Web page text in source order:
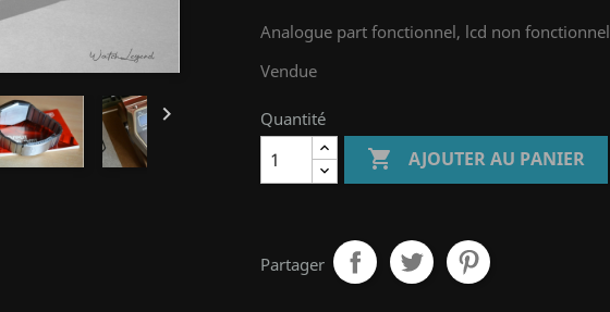

Analogue part fonctionnel, lcd non fonctionnel
Vendue
Quantité
 AJOUTER AU PANIER
Partager